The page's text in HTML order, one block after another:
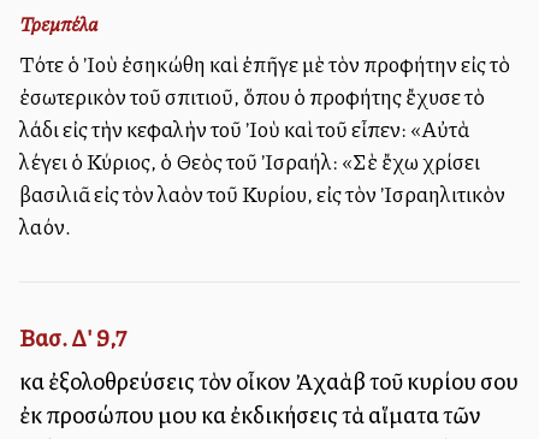
Τρεμπέλα
Τότε ὁ Ἰοὺ ἐσηκώθη καὶ ἐπῆγε μὲ τὸν προφήτην εἰς τὸ
ἐσωτερικὸν τοῦ σπιτιοῦ, ὅπου ὁ προφήτης ἔχυσε τὸ
λάδι εἰς τὴν κεφαλὴν τοῦ Ἰοὺ καὶ τοῦ εἶπεν: «Αὐτὰ
λέγει ὁ Κύριος, ὁ Θεὸς τοῦ Ἰσραήλ: «Σὲ ἔχω χρίσει
βασιλιᾶ εἰς τὸν λαὸν τοῦ Κυρίου, εἰς τὸν Ἰσραηλιτικὸν
λαόν.
Βασ. Δ' 9,7
καὶ ἐξολοθρεύσεις τὸν οἶκον Ἀχαὰβ τοῦ κυρίου σου
ἐκ προσώπου μου καὶ ἐκδικήσεις τὰ αἵματα τῶν